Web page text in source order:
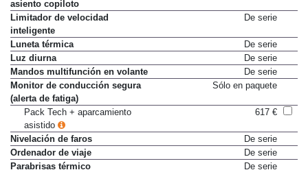
asiento copiloto
Limitador de velocidad
inteligente
Luneta térmica
De serie
Luz diurna
De serie
Mandos multifunción en volante
De serie
Monitor de conducción segura
(alerta de fatiga)
Pack Tech + aparcamiento
asistido
Nivelación de faros
De serie
Ordenador de viaje
De serie